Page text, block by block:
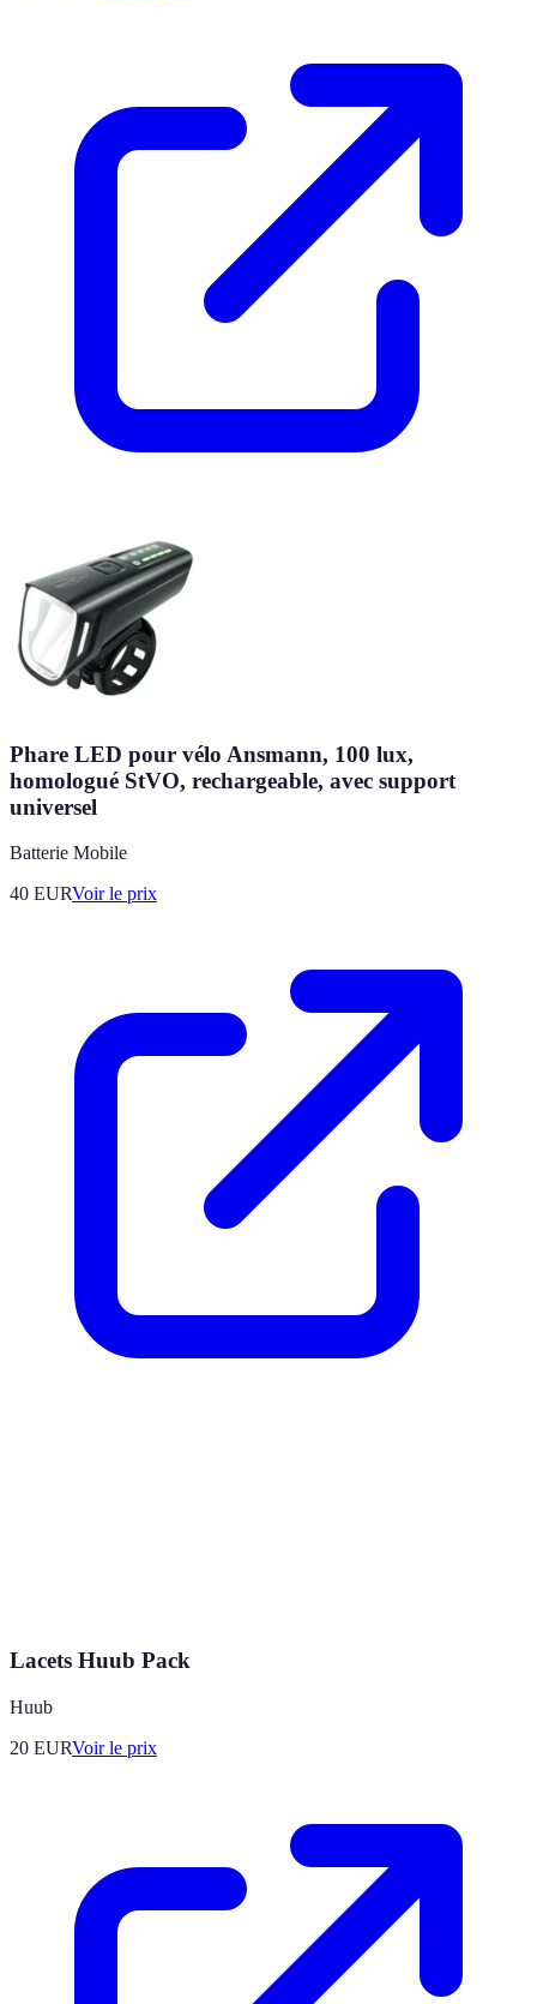
Phare LED pour vélo Ansmann, 100 lux,
homologué StVO, rechargeable, avec support
universel
Batterie Mobile
40 EURVoir le prix
Lacets Huub Pack
Huub
20 EURVoir le prix